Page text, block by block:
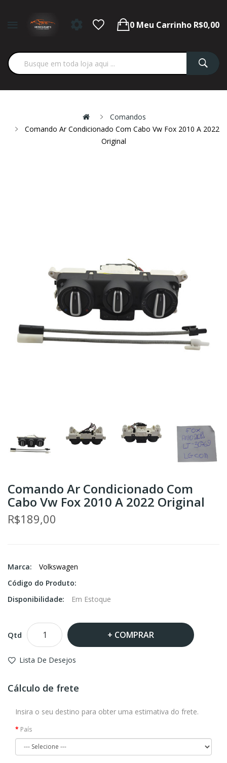
0 Meu Carrinho R$0,00
Comandos
Comando Ar Condicionado Com Cabo Vw Fox 2010 A 2022
Original
Comando Ar Condicionado Com
Cabo Vw Fox 2010 A 2022 Original
R$189,00
Marca:
Volkswagen
Código do Produto:
Disponibilidade:
Em Estoque
Qtd COMPRAR
Lista De Desejos
Cálculo de frete
Insira o seu destino para obter uma estimativa do frete.
País